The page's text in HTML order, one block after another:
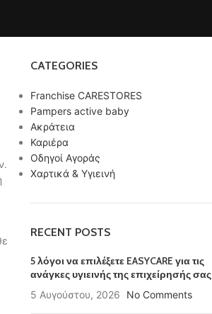
CATEGORIES
Franchise CARESTORES
Pampers active baby
Ακράτεια
Καριέρα
Οδηγοί Αγοράς
Χαρτικά & Υγιεινή
RECENT POSTS
5 λόγοι να επιλέξετε EASYCARE για τις
ανάγκες υγιεινής της επιχείρησής σας
5 Αυγούστου, 2026 No Comments